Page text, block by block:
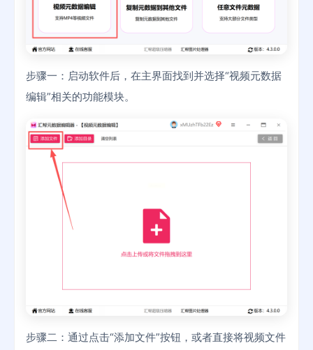
步骤一：启动软件后，在主界面找到并选择“视频元数据
编辑”相关的功能模块。
步骤二：通过点击“添加文件”按钮，或者直接将视频文件